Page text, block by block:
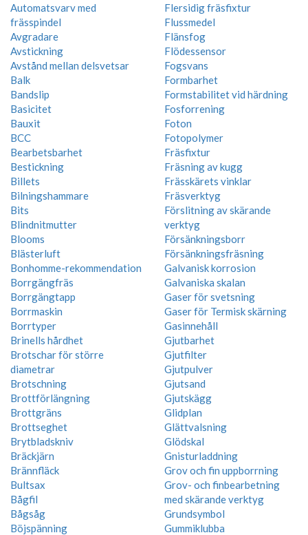
Automatsvarv med
frässpindel
Avgradare
Avstickning
Avstånd mellan delsvetsar
Balk
Bandslip
Basicitet
Bauxit
BCC
Bearbetsbarhet
Bestickning
Billets
Bilningshammare
Bits
Blindnitmutter
Blooms
Blästerluft
Bonhomme-rekommendation
Borrgängfräs
Borrgängtapp
Borrmaskin
Borrtyper
Brinells hårdhet
Brotschar för större
diametrar
Brotschning
Brottförlängning
Brottgräns
Brottseghet
Brytbladskniv
Bräckjärn
Brännfläck
Bultsax
Bågfil
Bågsåg
Böjspänning
Flersidig fräsfixtur
Flussmedel
Flänsfog
Flödessensor
Fogsvans
Formbarhet
Formstabilitet vid härdning
Fosforrening
Foton
Fotopolymer
Fräsfixtur
Fräsning av kugg
Frässkärets vinklar
Fräsverktyg
Förslitning av skärande
verktyg
Försänkningsborr
Försänkningsfräsning
Galvanisk korrosion
Galvaniska skalan
Gaser för svetsning
Gaser för Termisk skärning
Gasinnehåll
Gjutbarhet
Gjutfilter
Gjutpulver
Gjutsand
Gjutskägg
Glidplan
Glättvalsning
Glödskal
Gnisturladdning
Grov och fin uppborrning
Grov- och finbearbetning
med skärande verktyg
Grundsymbol
Gummiklubba